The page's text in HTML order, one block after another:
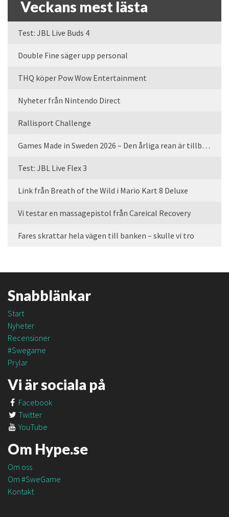
Veckans mest lästa
Test: JBL Live Buds 4
Double Fine säger upp personal
THQ köper Pow Wow Entertainment
Nyheter från Nintendo Direct
Rallisport Challenge
Games Made in Sweden 2026 – Den årliga rean är tillbaka
Test: JBL Live Flex 3
Link från Breath of the Wild i Mario Kart 8 Deluxe
Vi testar en massagepistol från Careical Recovery
Fares skrattar hela vägen till banken – skulle vi tro
Snabblänkar
Start
Nyheter
Recensioner
#Swegame
Prylar
Vi är sociala på
Facebook
Twitter
YouTube
Om Hype.se
Om oss
Om #SweGame
Kontakt